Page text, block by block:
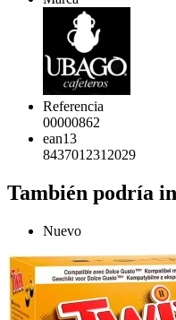
Referencia
00000862
ean13
8437012312029
También podría
Nuevo